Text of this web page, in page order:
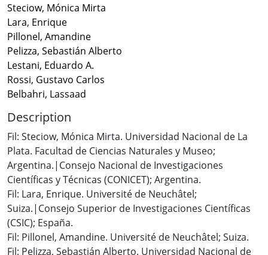
Steciow, Mónica Mirta
Lara, Enrique
Pillonel, Amandine
Pelizza, Sebastián Alberto
Lestani, Eduardo A.
Rossi, Gustavo Carlos
Belbahri, Lassaad
Description
Fil: Steciow, Mónica Mirta. Universidad Nacional de La
Plata. Facultad de Ciencias Naturales y Museo;
Argentina.|Consejo Nacional de Investigaciones
Científicas y Técnicas (CONICET); Argentina.
Fil: Lara, Enrique. Université de Neuchâtel;
Suiza.|Consejo Superior de Investigaciones Científicas
(CSIC); España.
Fil: Pillonel, Amandine. Université de Neuchâtel; Suiza.
Fil: Pelizza, Sebastián Alberto. Universidad Nacional de